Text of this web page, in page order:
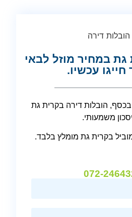
גת במחיר מוזל לבאי
עכשיו.
בכסף, הובלות דירה בקרית גת
משמעותי.
מוביל בקרית גת מומלץ בלבד.
072-